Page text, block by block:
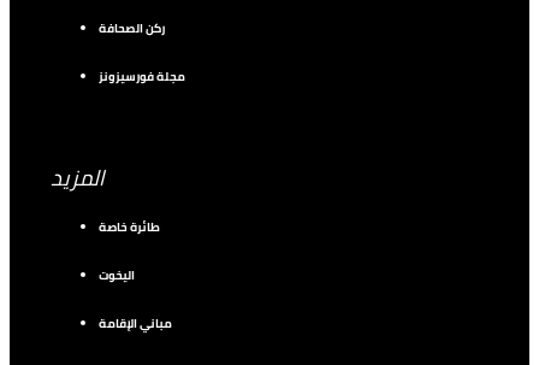
ركن الصحافة
مجلة فورسيزونز
المزيد
طائرة خاصة
اليخوت
مباني الإقامة